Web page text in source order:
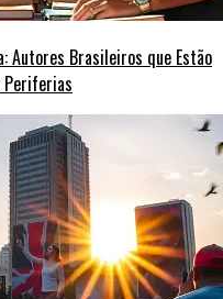
Autores Brasileiros que Estão
Periferias